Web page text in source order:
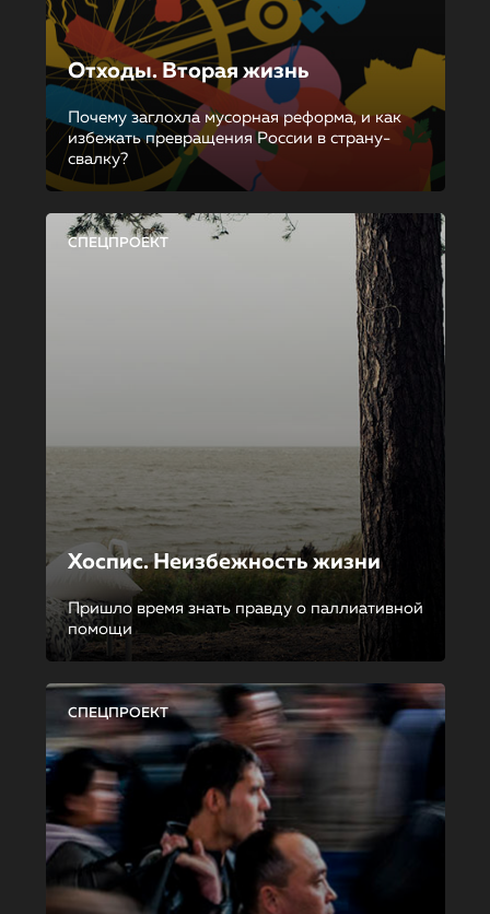
Отходы. Вторая жизнь
Почему заглохла мусорная реформа, и как
избежать превращения России в страну-
свалку?
СПЕЦПРОЕКТ
Хоспис. Неизбежность жизни
Пришло время знать правду о паллиативной
помощи
СПЕЦПРОЕКТ